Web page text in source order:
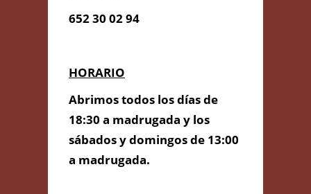
652 30 02 94
HORARIO
Abrimos todos los días de
18:30 a madrugada y los
sábados y domingos de 13:00
a madrugada.